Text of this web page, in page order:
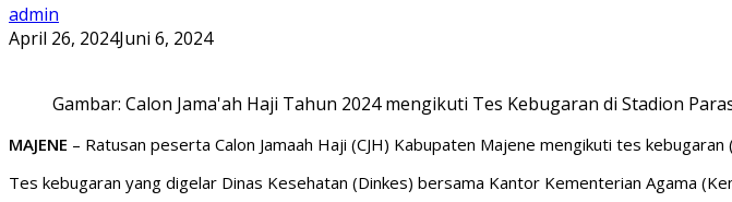
admin
April 26, 2024Juni 6, 2024
Gambar: Calon Jama'ah Haji Tahun 2024 mengikuti Tes Kebugaran di Stadion
MAJENE – Ratusan peserta Calon Jamaah Haji (CJH) Kabupaten Majene mengikuti tes
Tes kebugaran yang digelar Dinas Kesehatan (Dinkes) bersama Kantor Kementerian Agama